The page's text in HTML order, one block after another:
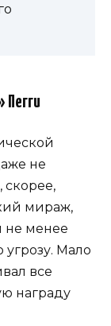
Пегги
не
скорее,
мираж,
не менее
угрозу. Мало
все
награду